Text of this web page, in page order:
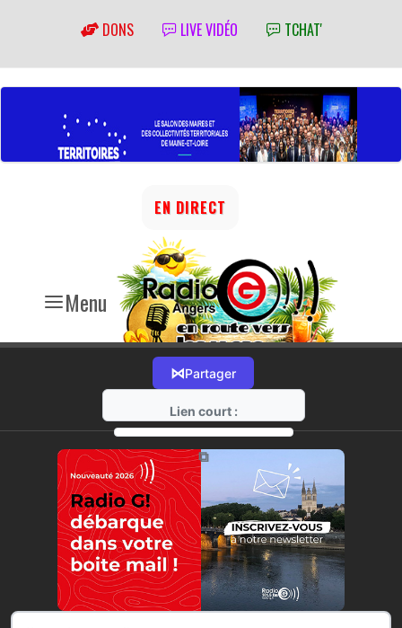
DONS LIVE VIDÉO TCHAT'
Menu
EN DIRECT
⋈Partager
Lien court :
https://radio-g.fr?16516
⧉